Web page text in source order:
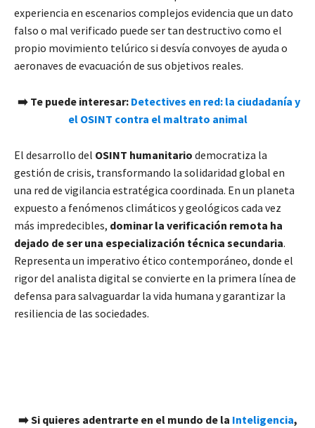
experiencia en escenarios complejos evidencia que un dato
falso o mal verificado puede ser tan destructivo como el
propio movimiento telúrico si desvía convoyes de ayuda o
aeronaves de evacuación de sus objetivos reales.
➡️ Te puede interesar: Detectives en red: la ciudadanía y
el OSINT contra el maltrato animal
El desarrollo del OSINT humanitario democratiza la
gestión de crisis, transformando la solidaridad global en
una red de vigilancia estratégica coordinada. En un planeta
expuesto a fenómenos climáticos y geológicos cada vez
más impredecibles, dominar la verificación remota ha
dejado de ser una especialización técnica secundaria.
Representa un imperativo ético contemporáneo, donde el
rigor del analista digital se convierte en la primera línea de
defensa para salvaguardar la vida humana y garantizar la
resiliencia de las sociedades.
➡️​ Si quieres adentrarte en el mundo de la Inteligencia,